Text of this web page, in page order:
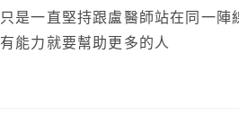
只是一直堅持跟盧醫師站在同一陣
有能力就要幫助更多的人